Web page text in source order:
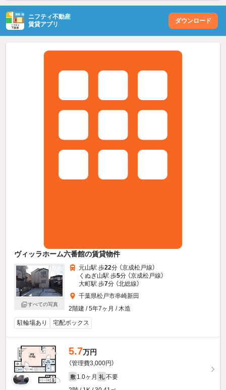
ニフティ不動産
賃貸アプリ
ダウンロード
ヴィッラホーム六番館の賃貸物件
すべての写真
元山駅 歩22分 （京成松戸線）
くぬぎ山駅 歩5分 （京成松戸線）
大町駅 歩7分 （北総線）
千葉県松戸市串崎新田
2階建 / 5年7ヶ月 / 木造
駐輪場あり
宅配ボックス
5.7万円
（管理費3,000円）
敷 1.0ヶ月 礼 不要